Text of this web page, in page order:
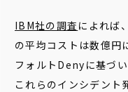
IBM社の調査 によれば
の平均コストは数億円
フォルトDenyに基づ
これらのインシデント